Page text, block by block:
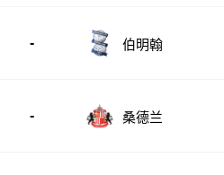
- 伯明翰
- 桑德兰